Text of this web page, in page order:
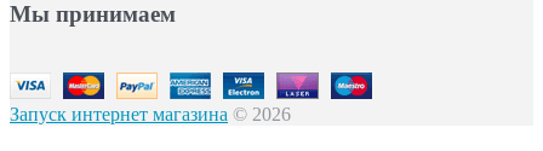
Мы принимаем
Запуск интернет магазина © 2026